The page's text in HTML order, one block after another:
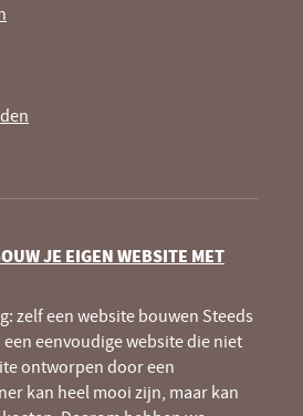
JE EIGEN WEBSITE MET
zelf een website bouwen Steeds
eenvoudige website die niet
ontworpen door een
kan heel mooi zijn, maar kan